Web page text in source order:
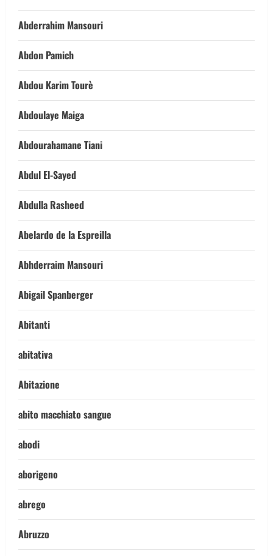
Abderrahim Mansouri
Abdon Pamich
Abdou Karim Tourè
Abdoulaye Maiga
Abdourahamane Tiani
Abdul El-Sayed
Abdulla Rasheed
Abelardo de la Espreilla
Abhderraim Mansouri
Abigail Spanberger
Abitanti
abitativa
Abitazione
abito macchiato sangue
abodi
aborigeno
abrego
Abruzzo